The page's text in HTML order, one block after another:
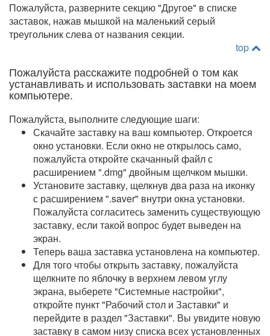
Пожалуйста, разверните секцию "Другое" в списке
заставок, нажав мышкой на маленький серый
треугольник слева от названия секции.
top
Пожалуйста расскажите подробней о том как
устанавливать и использовать заставки на моем
компьютере.
Пожалуйста, выполните следующие шаги:
Скачайте заставку на ваш компьютер. Откроется
окно установки. Если окно не открылось само,
пожалуйста откройте скачанный файл с
расширением ".dmg" двойным щелчком мышки.
Установите заставку, щелкнув два раза на иконку
с расширением ".saver" внутри окна установки.
Пожалуйста согласитесь заменить существующую
заставку, если такой вопрос будет выведен на
экран.
Теперь ваша заставка установлена на компьютер.
Для того чтобы открыть заставку, пожалуйста
щелкните по яблочку в верхнем левом углу
экрана, выберете "Системные настройки",
откройте пункт "Рабочий стол и Заставки" и
перейдите в раздел "Заставки". Вы увидите новую
заставку в самом низу списка всех установленных